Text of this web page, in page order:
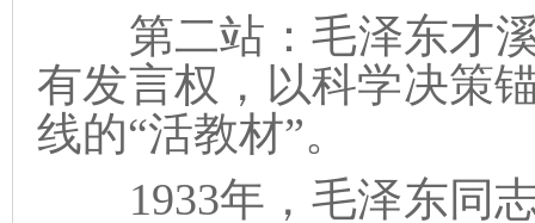
第二站：毛泽东才
有发言权，以科学决策
线的“活教材”。
1933年，毛泽东同志